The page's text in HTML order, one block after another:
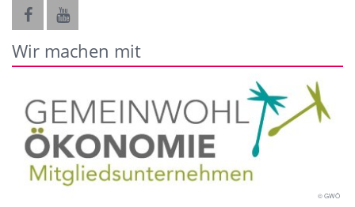
Wir machen mit
© GWÖ